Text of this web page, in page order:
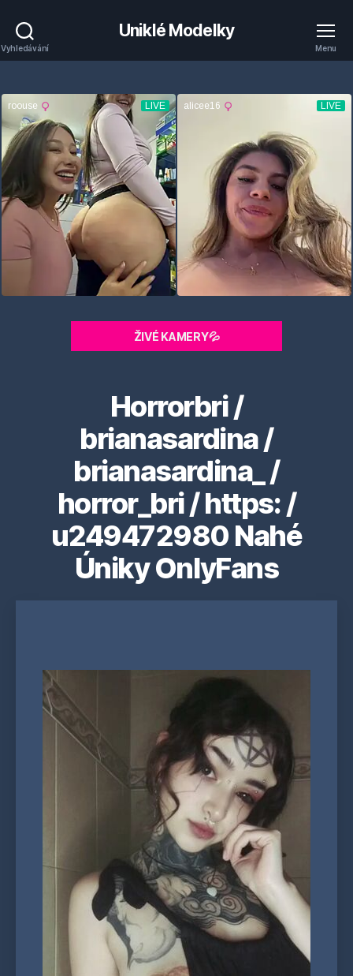
Vyhledávání
Uniklé Modelky
Menu
ŽIVÉ KAMERY💦
Horrorbri /
brianasardina /
brianasardina_ /
horror_bri / https: /
u249472980 Nahé
Úniky OnlyFans